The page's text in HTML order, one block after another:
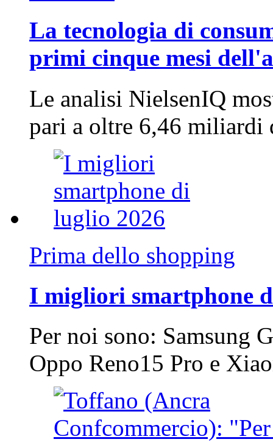
La tecnologia di
primi cinque mesi
Le analisi NielsenIQ
pari a oltre 6,46
Prima dello shopping
I migliori smartphone
Per noi sono: Samsung
Oppo Reno15 Pro e